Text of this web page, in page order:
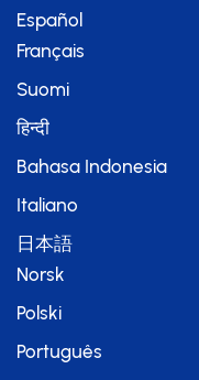
Español
Français
Suomi
हिन्दी
Bahasa Indonesia
Italiano
日本語
Norsk
Polski
Português